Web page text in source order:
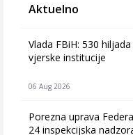
Aktuelno
Vlada FBiH: 530
vjerske institucije
06 Aug 2026
Porezna uprava
24 inspekcijska